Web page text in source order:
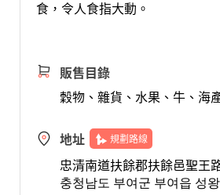
食，令人食指大動。
販售目錄
穀物、雜貨、水果、牛、海
地址 規劃路線
忠清南道扶餘郡扶餘邑聖王
충청남도 부여군 부여읍 성